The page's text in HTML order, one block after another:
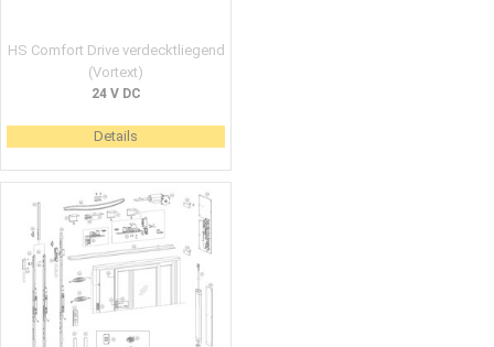
HS Comfort Drive verdecktliegend
(Vortext)
24 V DC
Details